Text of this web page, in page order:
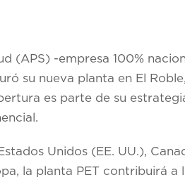
(APS) -empresa 100%
su nueva planta en El
es parte de su
Unidos (EE. UU.),
la planta PET contribuirá a